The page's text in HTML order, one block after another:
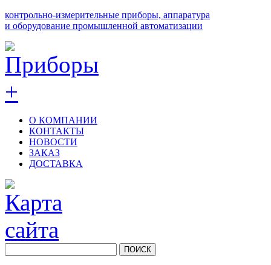
контрольно-измерительные приборы, аппаратура
и оборудование промышленной автоматизации
О КОМПАНИИ
КОНТАКТЫ
НОВОСТИ
ЗАКАЗ
ДОСТАВКА